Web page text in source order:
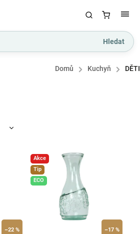
Hledat
Domů / Kuchyň / DĚTI
–22 %
Akce
Tip
ECO
–17 %